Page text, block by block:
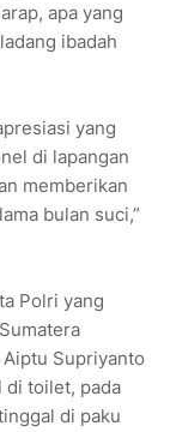
apa yang
ibadah
yang
di lapangan
memberikan
bulan suci,”
Polri yang
Supriyanto
di toilet, pada
di paku